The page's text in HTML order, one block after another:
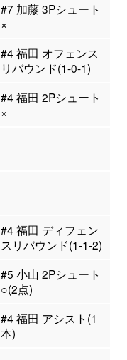
#7 加藤 3Pシュート
×
#4 福田 オフェンス
リバウンド(1-0-1)
#4 福田 2Pシュート
×
#4 福田 ディフェン
スリバウンド(1-1-2)
#5 小山 2Pシュート
○(2点)
#4 福田 アシスト(1
本)